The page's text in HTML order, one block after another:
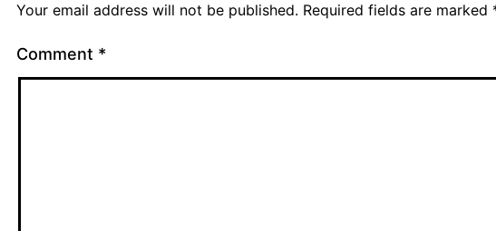
Your email address will not be published. Required fields are marked
Comment *